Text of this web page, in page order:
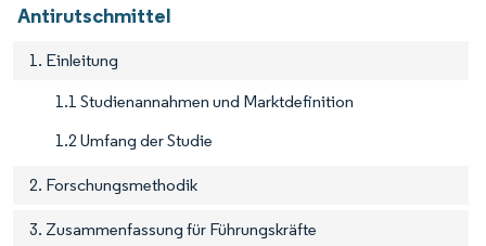
Antirutschmittel
1. Einleitung
1.1 Studienannahmen und Marktdefinition
1.2 Umfang der Studie
2. Forschungsmethodik
3. Zusammenfassung für Führungskräfte